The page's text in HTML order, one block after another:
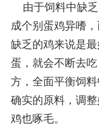
由于饲料中缺乏
成个别蛋鸡异嗜
缺乏的鸡来说是
蛋，就会不断去
方，全面平衡饲
确实的原料，调
鸡也啄毛。